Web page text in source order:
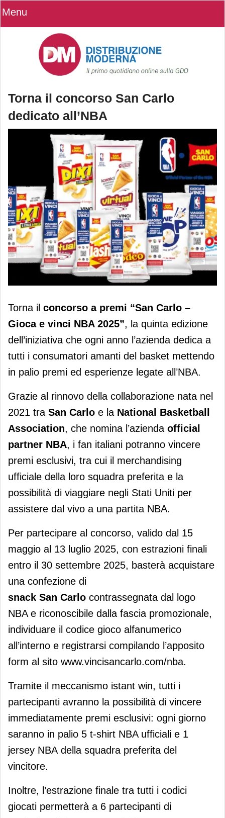
Menu
Torna il concorso San Carlo
dedicato all’NBA
Torna il concorso San Carlo dedicato
Torna il concorso a premi “San Carlo –
Gioca e vinci NBA 2025”, la quinta edizione
dell’iniziativa che ogni anno l’azienda dedica a
tutti i consumatori amanti del basket mettendo
in palio premi ed esperienze legate all’NBA.
Grazie al rinnovo della collaborazione nata nel
2021 tra San Carlo e la National Basketball
Association, che nomina l’azienda official
partner NBA, i fan italiani potranno vincere
premi esclusivi, tra cui il merchandising
ufficiale della loro squadra preferita e la
possibilità di viaggiare negli Stati Uniti per
assistere dal vivo a una partita NBA.
Per partecipare al concorso, valido dal 15
maggio al 13 luglio 2025, con estrazioni finali
entro il 30 settembre 2025, basterà acquistare
una confezione di
snack San Carlo contrassegnata dal logo
NBA e riconoscibile dalla fascia promozionale,
individuare il codice gioco alfanumerico
all’interno e registrarsi compilando l’apposito
form al sito www.vincisancarlo.com/nba.
Tramite il meccanismo istant win, tutti i
partecipanti avranno la possibilità di vincere
immediatamente premi esclusivi: ogni giorno
saranno in palio 5 t-shirt NBA ufficiali e 1
jersey NBA della squadra preferita del
vincitore.
Inoltre, l’estrazione finale tra tutti i codici
giocati permetterà a 6 partecipanti di